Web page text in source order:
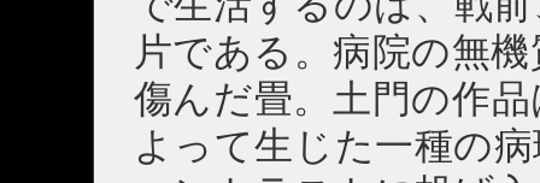
片である。病院の無
傷んだ畳。土門の作
よって生じた一種の